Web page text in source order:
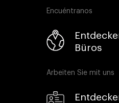
Encuéntranos
Büros
Arbeiten Sie mit uns